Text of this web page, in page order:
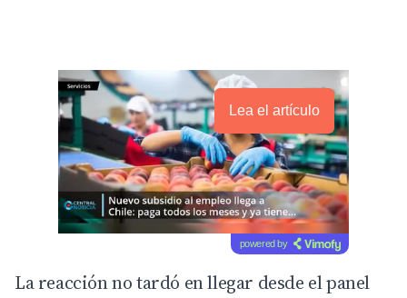
Lea el artículo
powered by
La reacción no tardó en llegar desde el panel